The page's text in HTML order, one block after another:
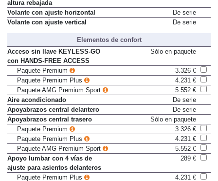
altura rebajada
Volante con ajuste horizontal
De serie
Elementos de confort
Acceso sin llave KEYLESS-GO
con HANDS-FREE ACCESS
Paquete Premium
3.326 €
Paquete Premium Plus
4.231 €
Paquete AMG Premium Sport
5.552 €
Aire acondicionado
De serie
Apoyabrazos central delantero
De serie
Apoyabrazos central trasero
Sólo en paquete
Paquete Premium
3.326 €
Paquete Premium Plus
4.231 €
Paquete AMG Premium Sport
5.552 €
Apoyo lumbar con 4 vías de
ajuste para asientos delanteros